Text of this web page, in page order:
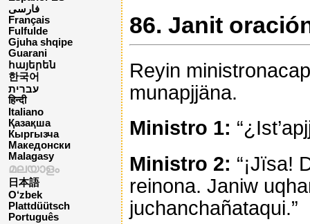
فارسی
Français
Fulfulde
Gjuha shqipe
Guarani
հայերեն
한국어
עברית
हिन्दी
Italiano
Қазақша
Кыргызча
Македонски
Malagasy
മലയാളം
日本語
O‘zbek
Plattdüütsch
Português
86. Janit
Reyin
munapjjäna.
Ministro 1:
Ministro 2: “¡Jïsa!
reinona. Janiw
juchanchañataqui.”